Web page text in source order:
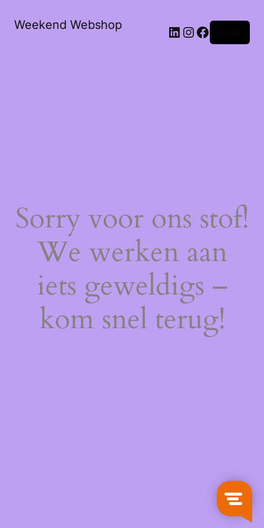
Weekend Webshop LinkedIn
Instagram
Facebook
Sorry voor ons stof!
We werken aan
iets geweldigs –
kom snel terug!